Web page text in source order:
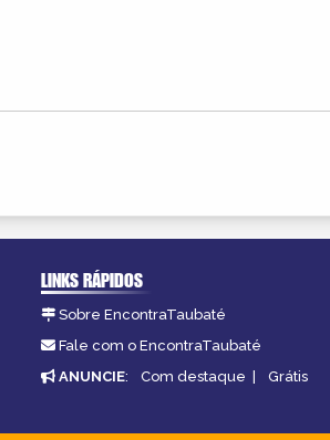
LINKS RÁPIDOS
Sobre EncontraTaubaté
Fale com o EncontraTaubaté
ANUNCIE: Com destaque | Grátis